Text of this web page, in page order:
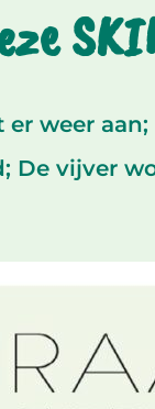
weer
De vijver